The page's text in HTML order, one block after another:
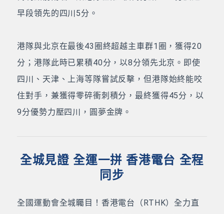
早段領先的四川5分。
港隊與北京在最後43圈終超越主車群1圈，獲得20
分；港隊此時已累積40分，以8分領先北京。即使
四川、天津、上海等隊嘗試反擊，但港隊始終能咬
住對手，兼獲得零碎衝刺積分，最終獲得45分，以
9分優勢力壓四川，圓夢金牌。
全城見證 全運一拼 香港電台 全程
同步
全國運動會全城矚目！香港電台（RTHK）全力直